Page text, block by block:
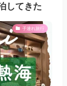
してきた
子連れ旅行